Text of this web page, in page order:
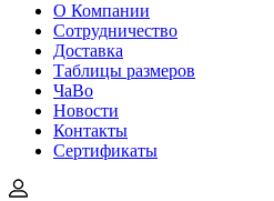
О Компании
Сотрудничество
Доставка
Таблицы размеров
ЧаВо
Новости
Контакты
Сертификаты